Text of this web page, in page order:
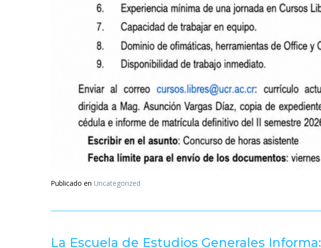
Publicado en Uncategorized
La Escuela de Estudios Generales Informa: